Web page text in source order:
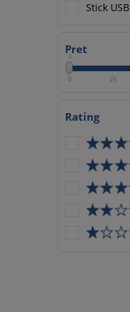
Stick USB
Pret
0
0 25
Rating